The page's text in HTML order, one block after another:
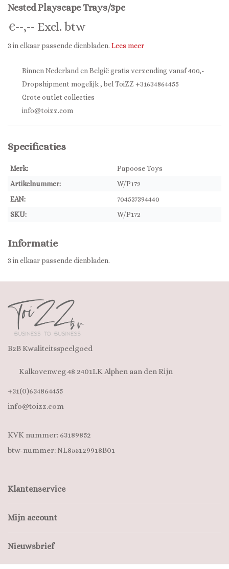
Nested Playscape Trays/3pc
€--,-- Excl. btw
3 in elkaar passende dienbladen. Lees meer
Binnen Nederland en België gratis verzending vanaf 400,-
Dropshipment mogelijk , bel ToiZZ +31634864455
Grote outlet collecties
info@toizz.com
Specificaties
Merk:
Papoose Toys
Artikelnummer:
W/P172
EAN:
704537394440
SKU:
W/P172
Informatie
3 in elkaar passende dienbladen.
B2B Kwaliteitsspeelgoed
Kalkovenweg 48 2401LK Alphen aan den Rijn
+31(0)634864455
info@toizz.com
KVK nummer: 63189852
btw-nummer: NL855129918B01
Klantenservice
Mijn account
Nieuwsbrief